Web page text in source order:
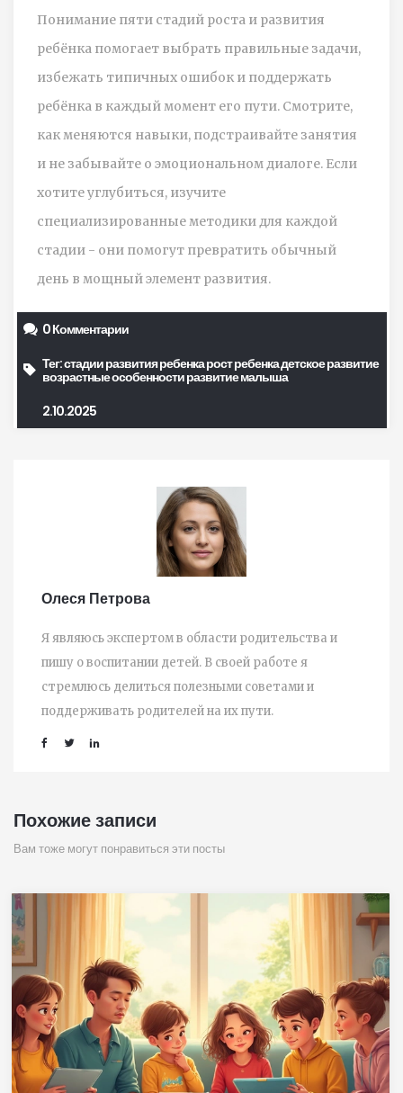
Понимание пяти стадий роста и развития
ребёнка помогает выбрать правильные задачи,
избежать типичных ошибок и поддержать
ребёнка в каждый момент его пути. Смотрите,
как меняются навыки, подстраивайте занятия
и не забывайте о эмоциональном диалоге. Если
хотите углубиться, изучите
специализированные методики для каждой
стадии - они помогут превратить обычный
день в мощный элемент развития.
0 Комментарии
Тег:стадии развития ребенкарост ребенкадетское развитие
возрастные особенностиразвитие малыша
2.10.2025
Олеся Петрова
Я являюсь экспертом в области родительства и
пишу о воспитании детей. В своей работе я
стремлюсь делиться полезными советами и
поддерживать родителей на их пути.
Похожие записи
Вам тоже могут понравиться эти посты